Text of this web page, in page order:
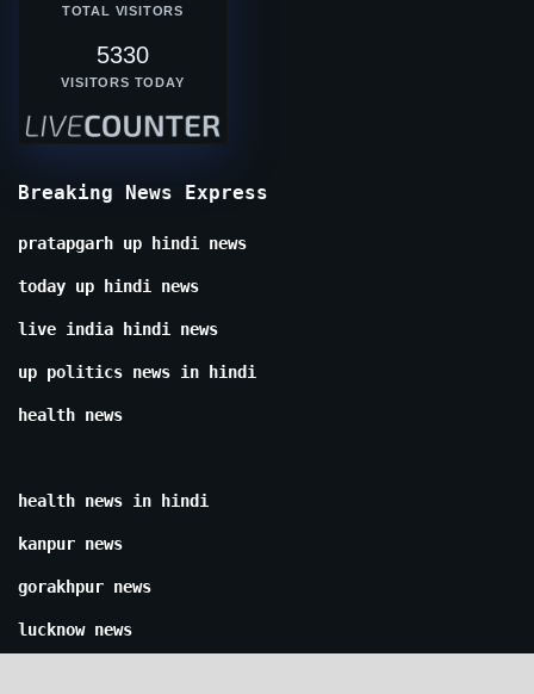
TOTAL VISITORS
5330
VISITORS TODAY
Breaking News Express
pratapgarh up hindi news
today up hindi news
live india hindi news
up politics news in hindi
health news
health news in hindi
kanpur news
gorakhpur news
lucknow news